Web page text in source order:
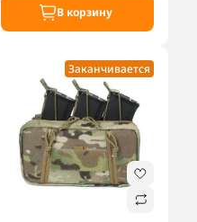
В корзину
Заканчивается